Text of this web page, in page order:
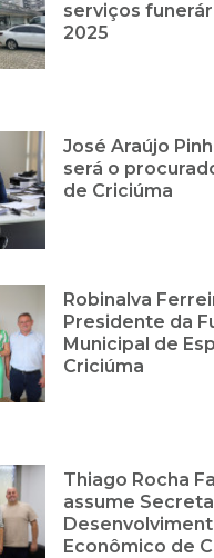
serviços
2025
José Araújo
será o
de Criciúma
Robinalva
Presidente da
Municipal de
Criciúma
Thiago Rocha
assume
Econômico de